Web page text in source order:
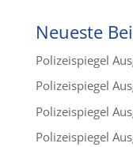
Neueste
Polizeispiegel
Polizeispiegel
Polizeispiegel
Polizeispiegel